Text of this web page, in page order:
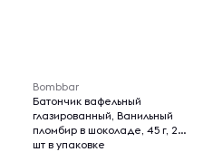
Bombbar
Батончик вафельный
глазированный, Ванильный
пломбир в шоколаде, 45 г, 20
шт в упаковке